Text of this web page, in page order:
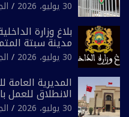
30 يوليو، 2026
بلاغ وزارة
مدينة سبتة
30 يوليو، 2026
المديرية
الانطلاق للعمل
للشرطة بولاية
30 يوليو، 2026